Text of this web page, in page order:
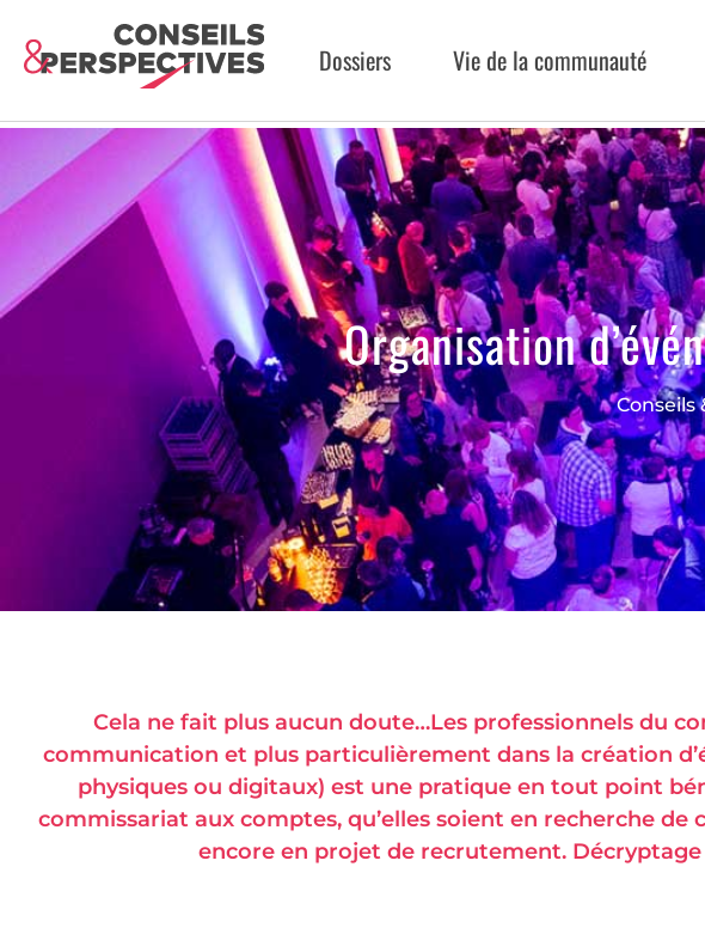
Dossiers Vie de la communauté
Organisation
Conseils
Cela ne fait plus aucun doute…Les professionnels du
communication et plus particulièrement dans la création
physiques ou digitaux) est une pratique en tout point
commissariat aux comptes, qu’elles soient en recherche
encore en projet de recrutement.